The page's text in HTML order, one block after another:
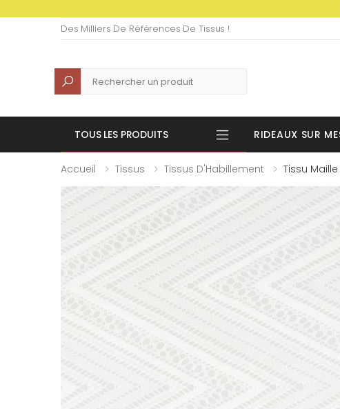
Des Milliers De Références De Tissus !
Recherche
TOUS LES PRODUITS RIDEAUX SUR
Accueil Tissus Tissus D'Habillement Tissu